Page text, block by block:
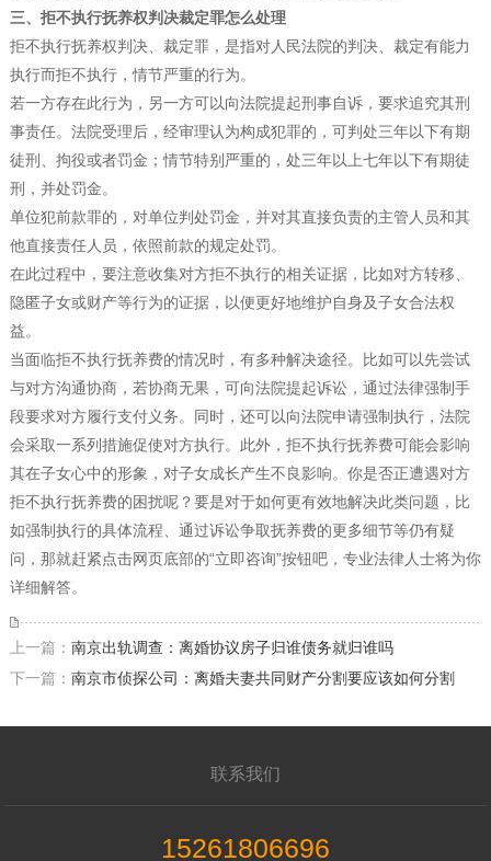
三、拒不执行抚养权判决裁定罪怎么处理
拒不执行抚养权判决、裁定罪，是指对人民法院的判决、裁定有能力
执行而拒不执行，情节严重的行为。
若一方存在此行为，另一方可以向法院提起刑事自诉，要求追究其刑
事责任。法院受理后，经审理认为构成犯罪的，可判处三年以下有期
徒刑、拘役或者罚金；情节特别严重的，处三年以上七年以下有期徒
刑，并处罚金。
单位犯前款罪的，对单位判处罚金，并对其直接负责的主管人员和其
他直接责任人员，依照前款的规定处罚。
在此过程中，要注意收集对方拒不执行的相关证据，比如对方转移、
隐匿子女或财产等行为的证据，以便更好地维护自身及子女合法权
益。
当面临拒不执行抚养费的情况时，有多种解决途径。比如可以先尝试
与对方沟通协商，若协商无果，可向法院提起诉讼，通过法律强制手
段要求对方履行支付义务。同时，还可以向法院申请强制执行，法院
会采取一系列措施促使对方执行。此外，拒不执行抚养费可能会影响
其在子女心中的形象，对子女成长产生不良影响。你是否正遭遇对方
拒不执行抚养费的困扰呢？要是对于如何更有效地解决此类问题，比
如强制执行的具体流程、通过诉讼争取抚养费的更多细节等仍有疑
问，那就赶紧点击网页底部的“立即咨询”按钮吧，专业法律人士将为你
详细解答。
上一篇： 南京出轨调查：离婚协议房子归谁债务就归谁吗
下一篇： 南京市侦探公司：离婚夫妻共同财产分割要应该如何分割
联系我们
15261806696